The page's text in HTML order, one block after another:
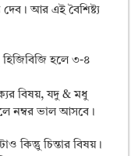
দেব। আর এই বৈশিষ্ট্য
হিজিবিজি হলে ৩-৪
বিষয়, যদু & মধু
নম্বর ভাল আসবে।
কিন্তুু চিন্তার বিষয়।